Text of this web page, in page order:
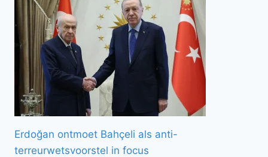
Erdoğan ontmoet Bahçeli als anti-
terreurwetsvoorstel in focus